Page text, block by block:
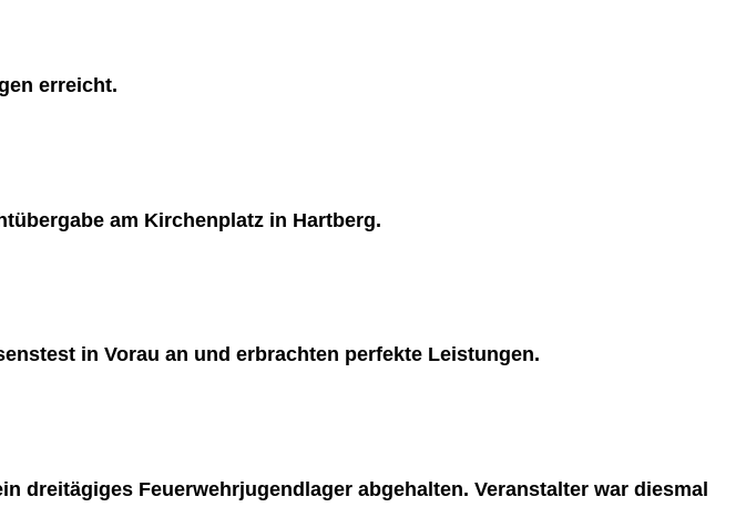
erreicht.
am Kirchenplatz in Hartberg.
in Vorau an und erbrachten perfekte Leistungen.
dreitägiges Feuerwehrjugendlager abgehalten. Veranstalter war diesmal